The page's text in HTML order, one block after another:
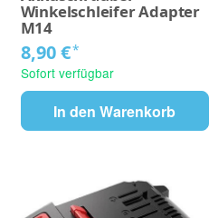
Winkelschleifer Adapter
M14
8,90 €*
Sofort verfügbar
In den Warenkorb